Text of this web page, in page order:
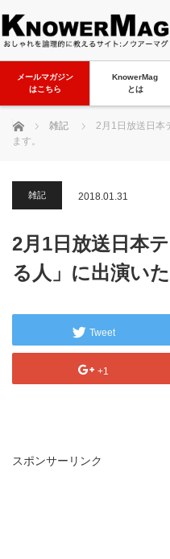
メールマガジン
はこちら
KnowerMag
とは
ホーム 雑記
2月1日放送日本
ます。
雑記 2018.01.31
2月1日放送日本
る人」に出演いた
Tweet
+1
スポンサーリンク